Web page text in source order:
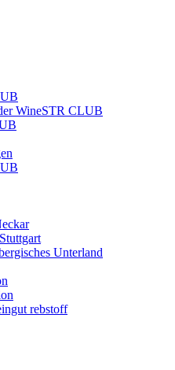
WineSTR CLUB
Unterland
rebstoff